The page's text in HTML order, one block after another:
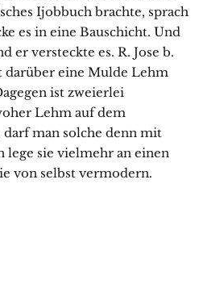
Ijobbuch brachte, sprach
es in eine Bauschicht. Und
er versteckte es. R. Jose b.
darüber eine Mulde Lehm
ist zweierlei
Lehm auf dem
man solche denn mit
lege sie vielmehr an einen
von selbst vermodern.